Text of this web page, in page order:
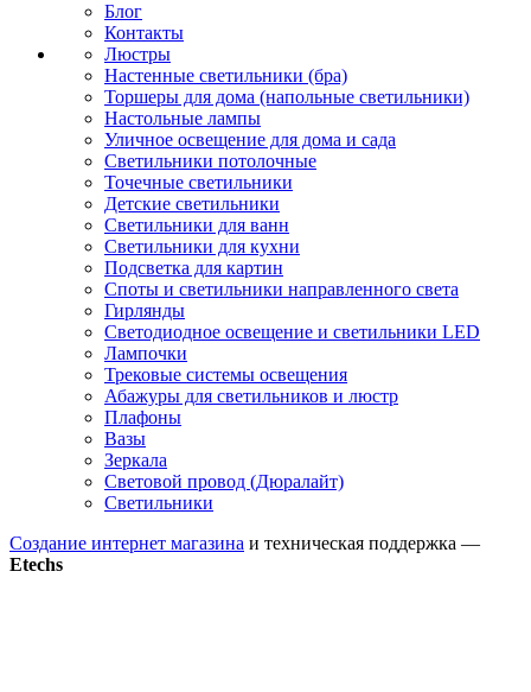
Блог
Контакты
Люстры
Настенные светильники (бра)
Торшеры для дома (напольные светильники)
Настольные лампы
Уличное освещение для дома и сада
Светильники потолочные
Точечные светильники
Детские светильники
Светильники для ванн
Светильники для кухни
Подсветка для картин
Споты и светильники направленного света
Гирлянды
Светодиодное освещение и светильники LED
Лампочки
Трековые системы освещения
Абажуры для светильников и люстр
Плафоны
Вазы
Зеркала
Световой провод (Дюралайт)
Светильники
Создание интернет магазина и техническая поддержка —
Etechs